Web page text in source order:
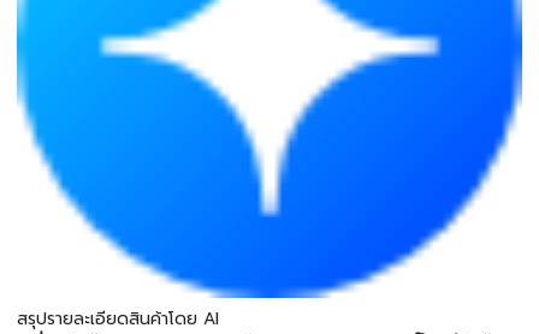
สรุปรายละเอียดสินค้าโดย AI